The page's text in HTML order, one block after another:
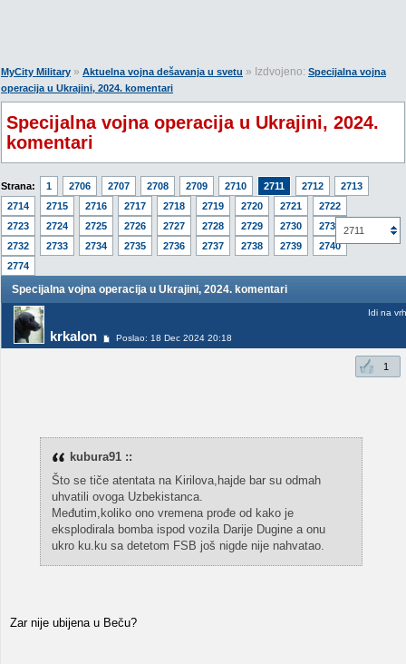
MyCity Military » Aktuelna vojna dešavanja u svetu » Izdvojeno: Specijalna vojna
operacija u Ukrajini, 2024. komentari
Specijalna vojna operacija u Ukrajini, 2024.
komentari
Strana: 1 2706 2707 2708 2709 2710 2711 2712
2713
2714
2715 2716 2717 2718 2719 2720 2721
2722
2723
2724 2725 2726 2727 2728 2729 2730
2731
2732
2733 2734 2735 2736 2737 2738 2739
2740
2774
2711
Specijalna vojna operacija u Ukrajini, 2024. komentari
krkalon Poslao: 18 Dec 2024 20:18
Idi na vrh
1
kubura91 ::
Što se tiče atentata na Kirilova,hajde bar su odmah
uhvatili ovoga Uzbekistanca.
Međutim,koliko ono vremena prođe od kako je
eksplodirala bomba ispod vozila Darije Dugine a onu
ukro ku.ku sa detetom FSB još nigde nije nahvatao.
Zar nije ubijena u Beču?